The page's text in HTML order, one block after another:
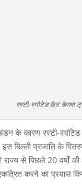
रस्टी-स्पोटेड कैट कैमरा
के कारण रस्टी-
प्रजाति के
से पिछले 20 वर्षों की
करने का प्रयास